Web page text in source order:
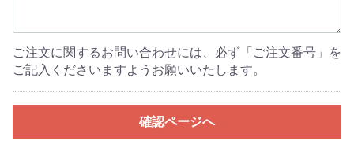
ご注文に関するお問い合わせには、必ず「ご注文番号」を
ご記入くださいますようお願いいたします。
確認ページへ